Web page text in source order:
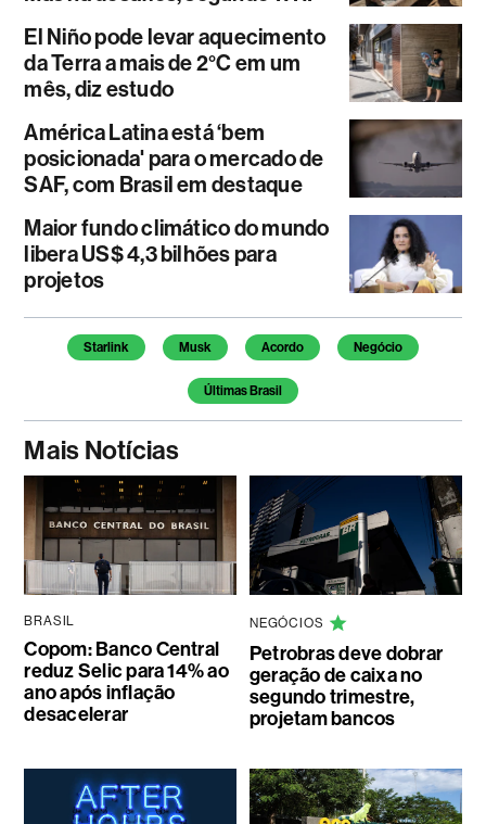
El Niño pode levar aquecimento
da Terra a mais de 2°C em um
mês, diz estudo
América Latina está ‘bem
posicionada' para o mercado de
SAF, com Brasil em destaque
Maior fundo climático do mundo
libera US$ 4,3 bilhões para
projetos
Temas deste artigo
Starlink Musk Acordo Negócio
Últimas Brasil
Mais Notícias
BRASIL
Copom: Banco Central
reduz Selic para 14% ao
ano após inflação
desacelerar
NEGÓCIOS
Petrobras deve dobrar
geração de caixa no
segundo trimestre,
projetam bancos